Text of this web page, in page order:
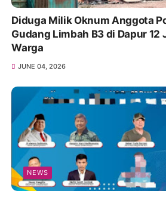
Diduga Milik Oknum Anggota
Gudang Limbah B3 di Dapur 12
Warga
JUNE 04, 2026
NEWS